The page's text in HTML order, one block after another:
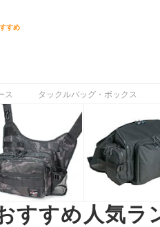
すめ
ス タックルバッグ・ボックス
すすめ人気ラ